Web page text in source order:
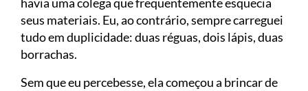
seus materiais. Eu, ao contrário, sempre carreguei
tudo em duplicidade: duas réguas, dois lápis, duas
borrachas.
Sem que eu percebesse, ela começou a brincar de